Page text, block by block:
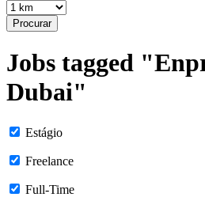
Procurar
Jobs tagged
Dubai"
Estágio
Freelance
Full-Time